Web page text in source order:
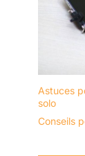
Astuces
solo
Conseils